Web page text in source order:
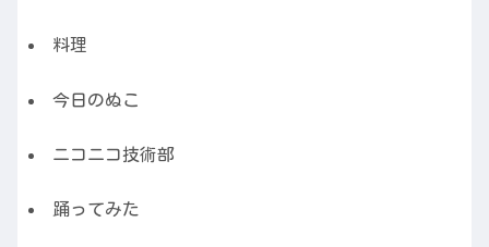
料理
今日のぬこ
ニコニコ技術部
踊ってみた